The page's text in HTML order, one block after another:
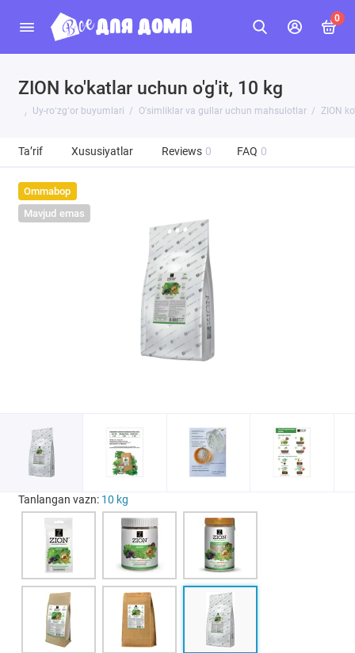
0
ZION ko'katlar uchun o'g'it, 10 kg
Uy-roʻzgʻor buyumlari O'simliklar va gullar uchun mahsulotlar ZION
Ta’rif Xususiyatlar Reviews 0 FAQ 0
Ommabop
Mavjud emas
Tanlangan vazn: 10 kg